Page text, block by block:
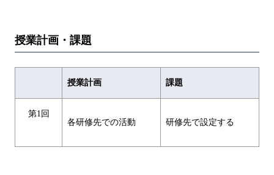
授業計画・課題
授業計画 課題
第1回
各研修先での活動
研修先で設定する